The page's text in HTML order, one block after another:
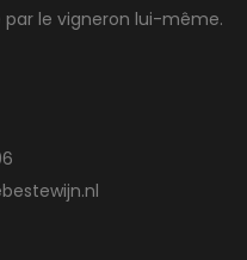
le vigneron lui-même.